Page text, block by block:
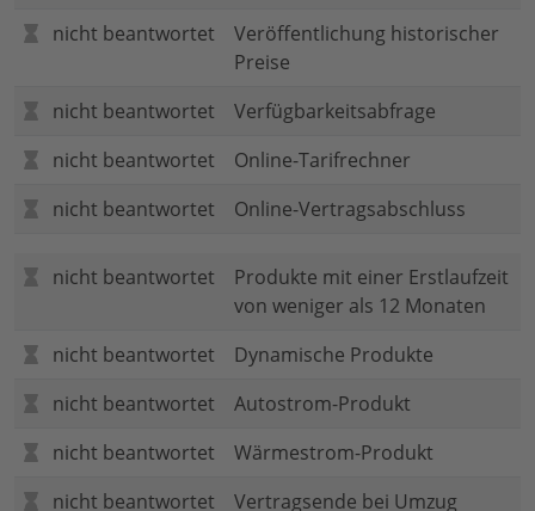
nicht beantwortet
Veröffentlichung historischer
Preise
nicht beantwortet
Verfügbarkeitsabfrage
nicht beantwortet
Online-Tarifrechner
nicht beantwortet
Online-Vertragsabschluss
nicht beantwortet
Produkte mit einer Erstlaufzeit
von weniger als 12 Monaten
nicht beantwortet
Dynamische Produkte
nicht beantwortet
Autostrom-Produkt
nicht beantwortet
Wärmestrom-Produkt
nicht beantwortet
Vertragsende bei Umzug